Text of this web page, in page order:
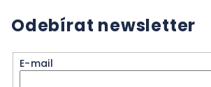
p
i
s
Odebírat newsletter
E-mail